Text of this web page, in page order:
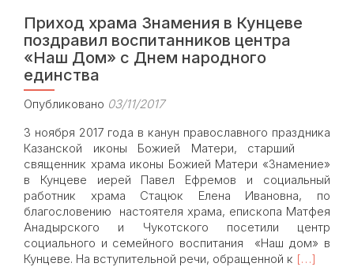
Приход храма Знамения в Кунцеве
поздравил воспитанников центра
«Наш Дом» с Днем народного
единства
Опубликовано 03/11/2017
3 ноября 2017 года в канун православного праздника
Казанской иконы Божией Матери, старший
священник храма иконы Божией Матери «Знамение»
в Кунцеве иерей Павел Ефремов и социальный
работник храма Стацюк Елена Ивановна, по
благословению настоятеля храма, епископа Матфея
Анадырского и Чукотского посетили центр
социального и семейного воспитания «Наш дом» в
Кунцеве. На вступительной речи, обращенной к Read
[…]